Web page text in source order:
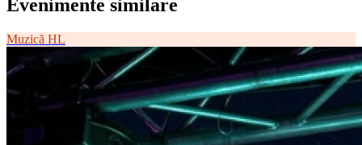
Evenimente similare
Muzică HL